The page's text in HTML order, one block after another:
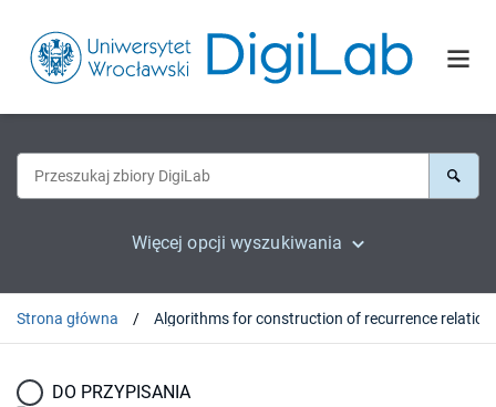
Więcej opcji wyszukiwania
Strona główna
DO PRZYPISANIA